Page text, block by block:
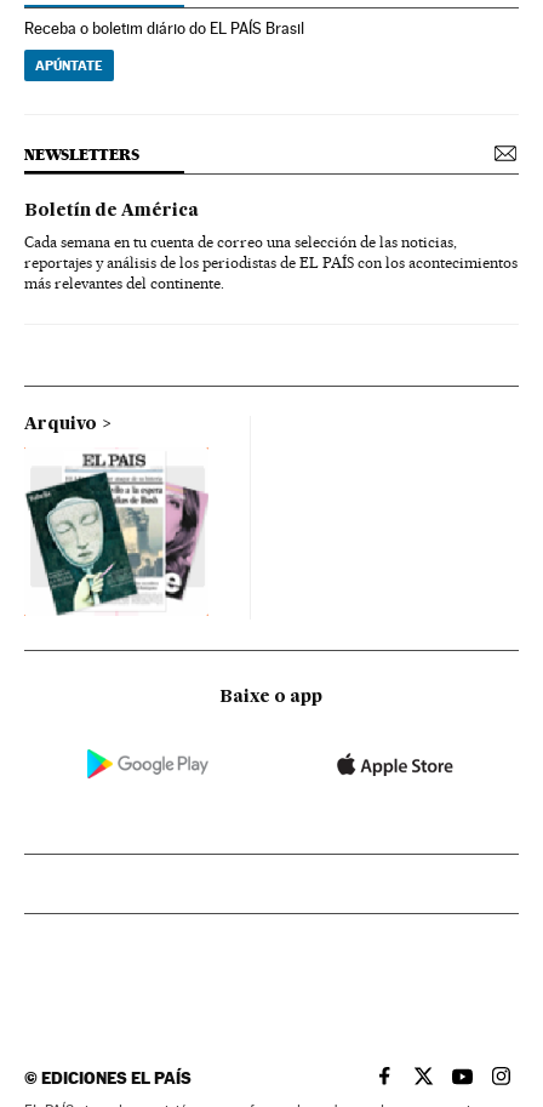
Receba o boletim diário do EL PAÍS Brasil
APÚNTATE
NEWSLETTERS
Boletín de América
Cada semana en tu cuenta de correo una selección de las noticias,
reportajes y análisis de los periodistas de EL PAÍS con los acontecimientos
más relevantes del continente.
Arquivo
Baixe o app
©EDICIONES EL PAÍS EL PAÍS BRASIL EN
EL PAÍSEL PAÍS
EL